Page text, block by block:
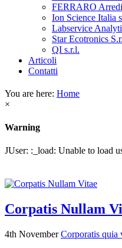
FERRARO
Ion Science Italia
Labservice
Star Ecotronics
QI s.r.l.
Articoli
Contatti
You are here: Home
×
Warning
JUser: :_load: Unable to load
Corpatis Nullam
4th NovemberCorporatis quia